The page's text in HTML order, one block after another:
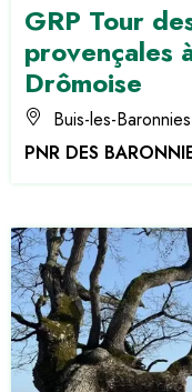
GRP Tour
provençales
Drômoise
Buis-les-Baronnies
PNR DES